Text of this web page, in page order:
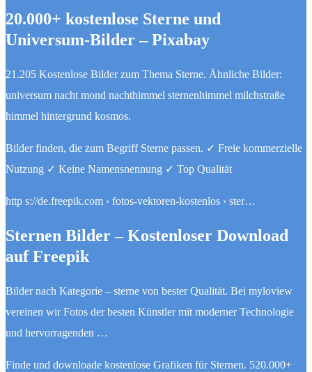
20.000+ kostenlose Sterne und
Universum-Bilder – Pixabay
21.205 Kostenlose Bilder zum Thema Sterne. Ähnliche Bilder:
universum nacht mond nachthimmel sternenhimmel milchstraße
himmel hintergrund kosmos.
Bilder finden, die zum Begriff Sterne passen. ✓ Freie kommerzielle
Nutzung ✓ Keine Namensnennung ✓ Top Qualität
http s://de.freepik.com › fotos-vektoren-kostenlos › ster…
Sternen Bilder – Kostenloser Download
auf Freepik
Bilder nach Kategorie – sterne von bester Qualität. Bei myloview
vereinen wir Fotos der besten Künstler mit moderner Technologie
und hervorragenden …
Finde und downloade kostenlose Grafiken für Sternen. 520.000+